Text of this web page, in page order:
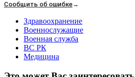
Сообщить об ошибке→
Здравоохранение
Военнослужащие
Военная служба
ВС РК
Медицина